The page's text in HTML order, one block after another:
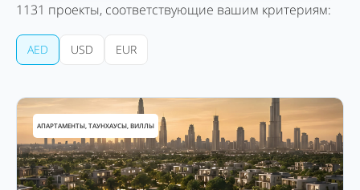
1131 проекты, соответствующие вашим критериям:
AED USD EUR
АПАРТАМЕНТЫ, ТАУНХАУСЫ, ВИЛЛЫ